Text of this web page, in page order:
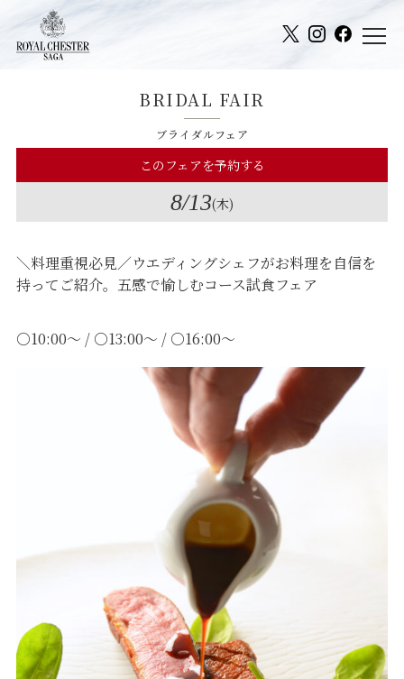
BRIDAL FAIR
ブライダルフェア
このフェアを予約する
8/13(木)
＼料理重視必見／ウエディングシェフがお料理を自信を
持ってご紹介。五感で愉しむコース試食フェア
○10:00～ / ○13:00～ / ○16:00～